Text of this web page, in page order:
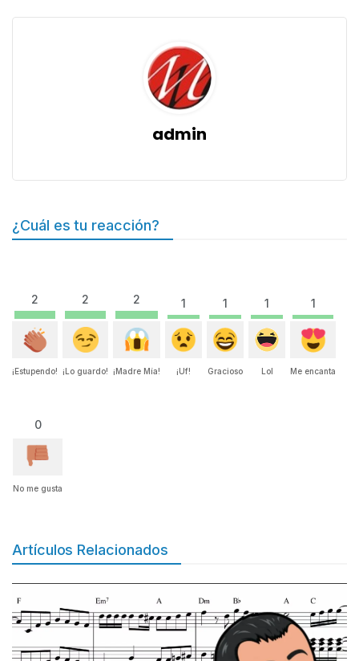
admin
¿Cuál es tu reacción?
2
¡Estupendo!
2
¡Lo guardo!
2
¡Madre Mía!
1
¡Uf!
1
Gracioso
1
Lol
1
Me encanta
0
No me gusta
Artículos Relacionados